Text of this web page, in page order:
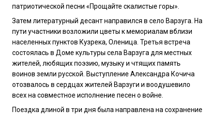
патриотической песни «Прощайте скалистые горы».
Затем литературный десант направился в село Варзуга. На
пути участники возложили цветы к мемориалам вблизи
населенных пунктов Кузрека, Оленица. Третья встреча
состоялась в Доме культуры села Варзуга для местных
жителей, любящих поэзию, музыку и чтящих память
воинов земли русской. Выступление Александра Кочича
отозвалось в сердцах жителей Варзуги и воодушевило
всех на совместное исполнение песен о войне.
Поездка длиной в три дня была направлена на сохранение